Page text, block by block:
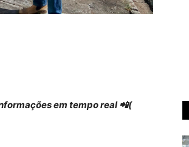
em tempo real 📲(